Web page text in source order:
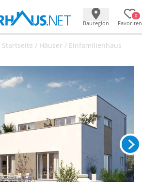
Bauregion
0
Favoriten
Startseite / Häuser / Einfamilienhaus